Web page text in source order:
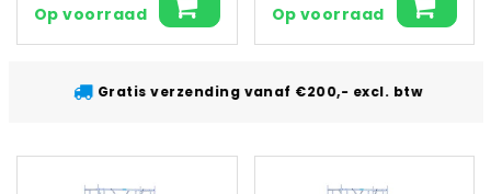
Op voorraad Op voorraad
Gratis verzending vanaf €200,- excl. btw